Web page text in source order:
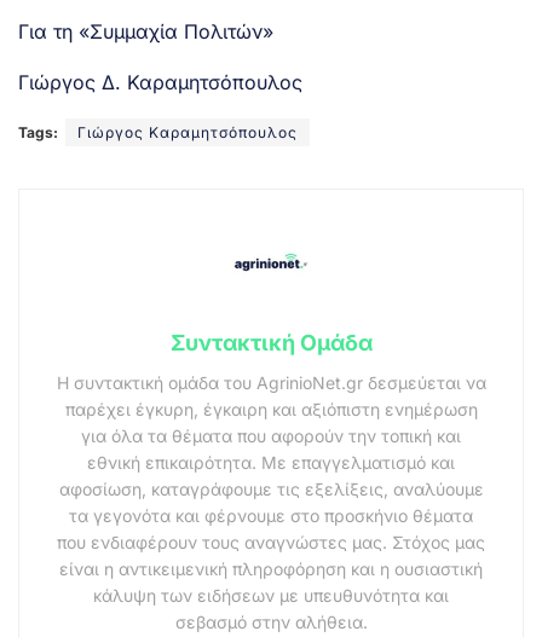
Για τη «Συμμαχία Πολιτών»
Γιώργος Δ. Καραμητσόπουλος
Tags: Γιώργος Καραμητσόπουλος
Συντακτική Ομάδα
Η συντακτική ομάδα του AgrinioNet.gr δεσμεύεται να
παρέχει έγκυρη, έγκαιρη και αξιόπιστη ενημέρωση
για όλα τα θέματα που αφορούν την τοπική και
εθνική επικαιρότητα. Με επαγγελματισμό και
αφοσίωση, καταγράφουμε τις εξελίξεις, αναλύουμε
τα γεγονότα και φέρνουμε στο προσκήνιο θέματα
που ενδιαφέρουν τους αναγνώστες μας. Στόχος μας
είναι η αντικειμενική πληροφόρηση και η ουσιαστική
κάλυψη των ειδήσεων με υπευθυνότητα και
σεβασμό στην αλήθεια.